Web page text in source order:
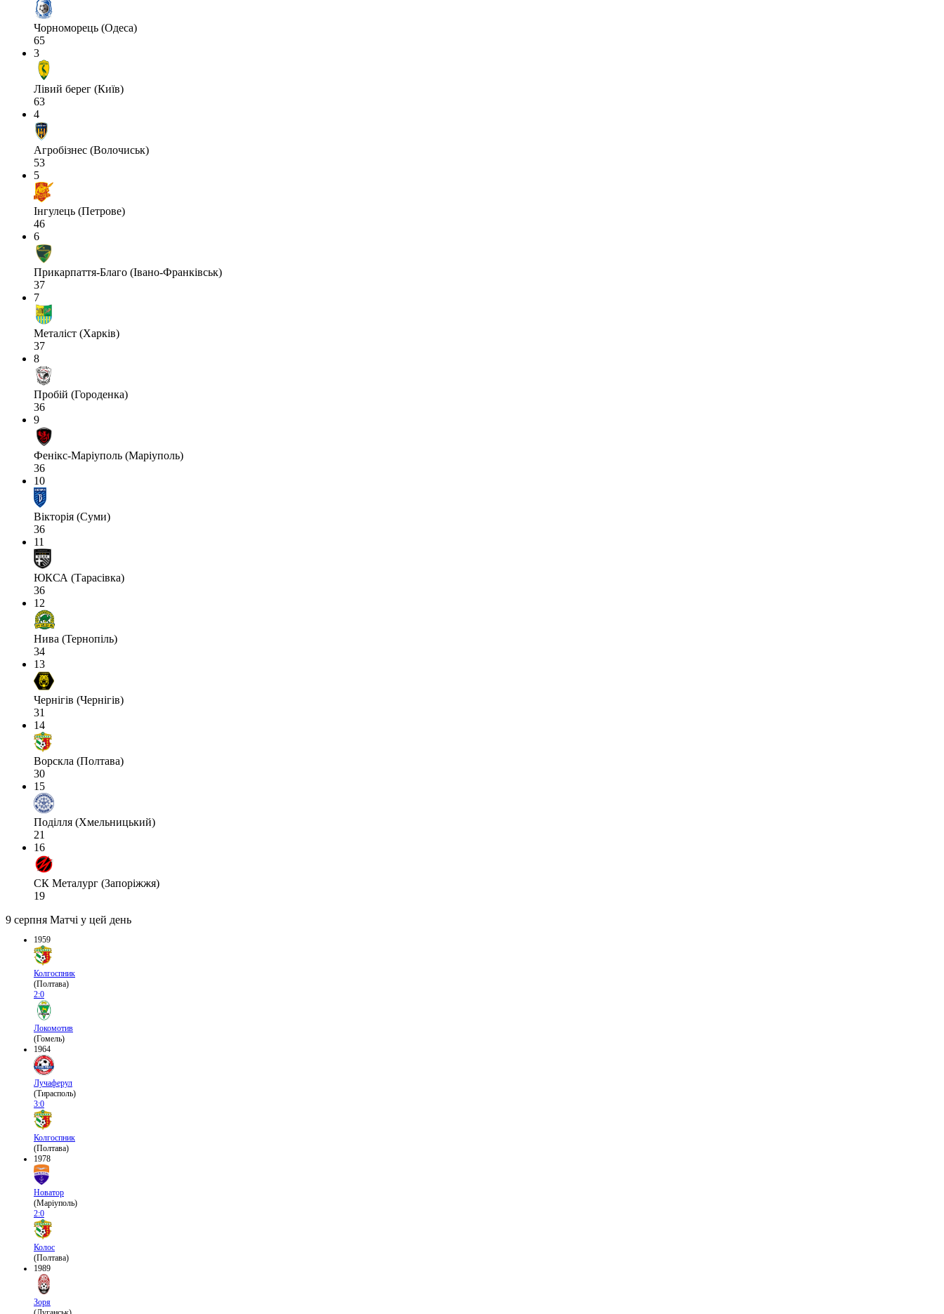
Чорноморець (Одеса)
65
3
Лівий берег (Київ)
63
4
Агробізнес (Волочиськ)
53
5
Інгулець (Петрове)
46
6
Прикарпаття-Благо (Івано-Франківськ)
37
7
Металіст (Харків)
37
8
Пробій (Городенка)
36
9
Фенікс-Маріуполь (Маріуполь)
36
10
Вікторія (Суми)
36
11
ЮКСА (Тарасівка)
36
12
Нива (Тернопіль)
34
13
Чернігів (Чернігів)
31
14
Ворскла (Полтава)
30
15
Поділля (Хмельницький)
21
16
СК Металург (Запоріжжя)
19
9 серпня Матчі у цей день
1959
Колгоспник
(Полтава)
2:0
Локомотив
(Гомель)
1964
Лучаферул
(Тирасполь)
3:0
Колгоспник
(Полтава)
1978
Новатор
(Маріуполь)
2:0
Колос
(Полтава)
1989
Зоря